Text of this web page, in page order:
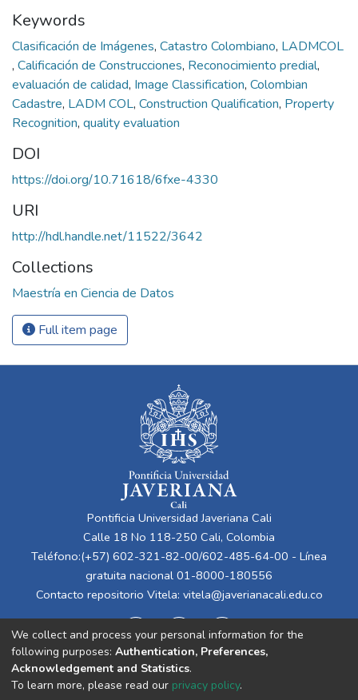
Keywords
Clasificación de Imágenes, Catastro Colombiano, LADMCOL
, Calificación de Construcciones, Reconocimiento predial,
evaluación de calidad, Image Classification, Colombian
Cadastre, LADM COL, Construction Qualification, Property
Recognition, quality evaluation
DOI
https://doi.org/10.71618/6fxe-4330
URI
http://hdl.handle.net/11522/3642
Collections
Maestría en Ciencia de Datos
Full item page
Pontificia Universidad Javeriana Cali
Calle 18 No 118-250 Cali, Colombia
Teléfono:(+57) 602-321-82-00/602-485-64-00 - Línea
gratuita nacional 01-8000-180556
Contacto repositorio Vitela: vitela@javerianacali.edu.co
We collect and process your personal information for the
following purposes: Authentication, Preferences,
Acknowledgement and Statistics.
To learn more, please read our privacy policy.